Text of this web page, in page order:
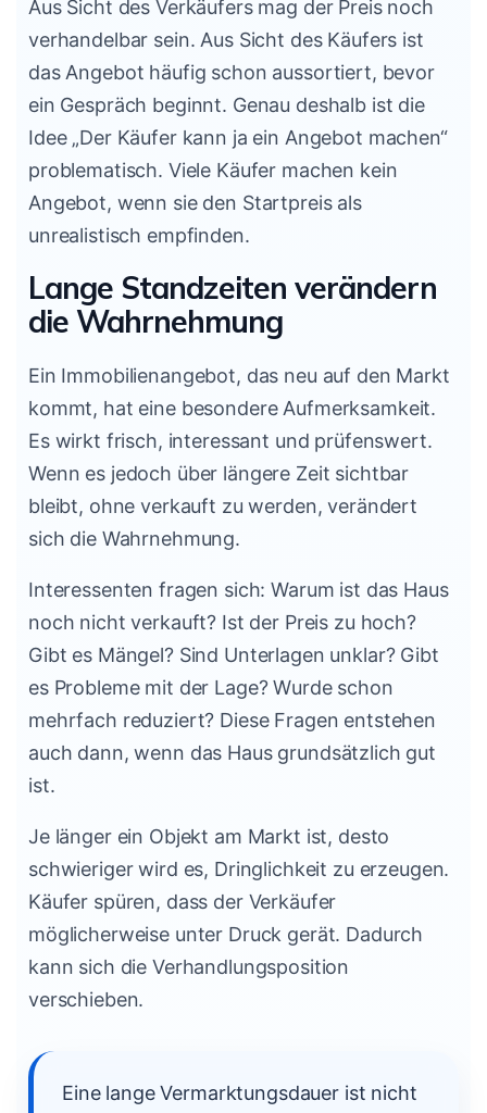
Aus Sicht des Verkäufers mag der Preis noch
verhandelbar sein. Aus Sicht des Käufers ist
das Angebot häufig schon aussortiert, bevor
ein Gespräch beginnt. Genau deshalb ist die
Idee „Der Käufer kann ja ein Angebot machen“
problematisch. Viele Käufer machen kein
Angebot, wenn sie den Startpreis als
unrealistisch empfinden.
Lange Standzeiten verändern
die Wahrnehmung
Ein Immobilienangebot, das neu auf den Markt
kommt, hat eine besondere Aufmerksamkeit.
Es wirkt frisch, interessant und prüfenswert.
Wenn es jedoch über längere Zeit sichtbar
bleibt, ohne verkauft zu werden, verändert
sich die Wahrnehmung.
Interessenten fragen sich: Warum ist das Haus
noch nicht verkauft? Ist der Preis zu hoch?
Gibt es Mängel? Sind Unterlagen unklar? Gibt
es Probleme mit der Lage? Wurde schon
mehrfach reduziert? Diese Fragen entstehen
auch dann, wenn das Haus grundsätzlich gut
ist.
Je länger ein Objekt am Markt ist, desto
schwieriger wird es, Dringlichkeit zu erzeugen.
Käufer spüren, dass der Verkäufer
möglicherweise unter Druck gerät. Dadurch
kann sich die Verhandlungsposition
verschieben.
Eine lange Vermarktungsdauer ist nicht